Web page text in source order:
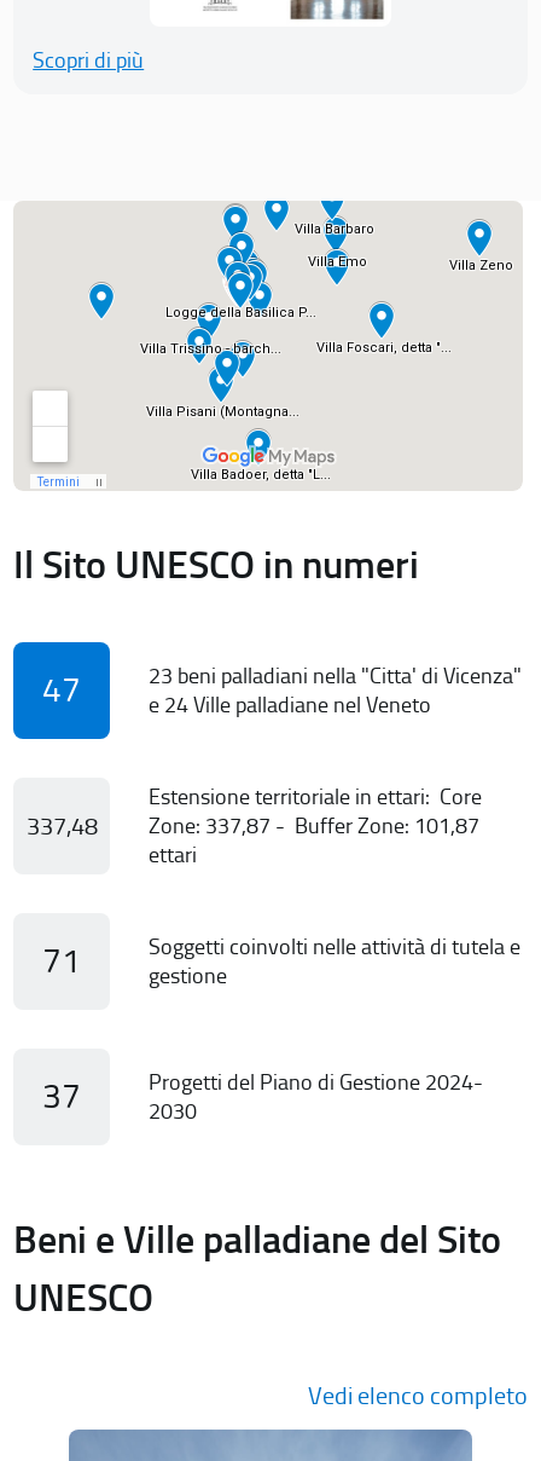
Scopri di più
Il Sito UNESCO in numeri
47
23 beni palladiani nella "Citta' di Vicenza"
e 24 Ville palladiane nel Veneto
337,48
Estensione territoriale in ettari: Core
Zone: 337,87 - Buffer Zone: 101,87
ettari
71
Soggetti coinvolti nelle attività di tutela e
gestione
37
Progetti del Piano di Gestione 2024-
2030
Beni e Ville palladiane del Sito
UNESCO
Vedi elenco completo